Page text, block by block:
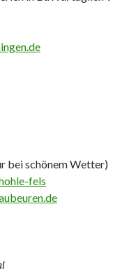
bei schönem Wetter)
fels